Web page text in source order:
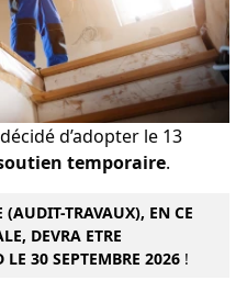
d’adopter le 13
temporaire.
TRAVAUX), EN CE
DEVRA ETRE
LE 30 SEPTEMBRE 2026 !